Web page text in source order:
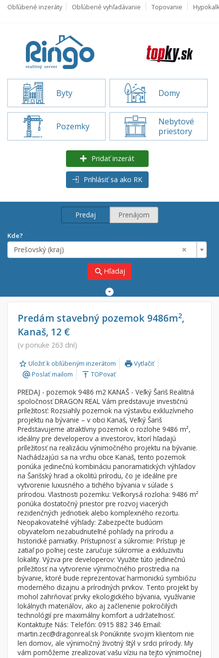
Obľúbené inzeráty Obľúbené vyhľadávanie Topovanie
Byty Domy
Pozemky
Nebytové
priestory
Pridať inzerát
Prihlásiť sa ako RK
Predaj Prenájom
Kde?
×
Prešovský (kraj)
search Hľadaj
Predaj
Prenájom
Do:
Lokalita
×
×
Prešovský (kraj)
Byt
Garsónky
Dvojgarsónky
1-izbové
2-izbové
3-izbové
4 a viac izbové byty
Dom
Vila
Chalupa
Pozemok
Stavebné pozemky
Bývanie a rekreácia
Priemyselný pozemok
Poľnohospodárske pozemky
Záhrada
Iný poľnohospodársky pozemok
Predám stavebný pozemok 9486m2,
Kanaš, 12 €
(v ponuke 263 dní)
Uložiť k obľúbeným inzerátom printVytlačiť
alternate_emailPoslať mailom vertical_align_top TOPovať
PREDAJ - pozemok 9486 m2 KANAŠ - Veľký Šariš Realitná
spoločnosť DRAGON REAL Vám predstavuje investičnú
príležitosť: Rozsiahly pozemok na výstavbu exkluzívneho
projektu na bývanie – v obci Kanaš, Veľký Šariš
Predstavujeme atraktívny pozemok o rozlohe 9486 m²,
ideálny pre developerov a investorov, ktorí hľadajú
príležitosť na realizáciu výnimočného projektu na bývanie.
Nachádzajúci sa na vrchu obce Kanaš, tento pozemok
ponúka jedinečnú kombináciu panoramatických výhľadov
na Šarišský hrad a okolitú prírodu, čo je ideálne pre
vytvorenie luxusného a tichého bývania v súlade s
prírodou. Vlastnosti pozemku: Veľkorysá rozloha: 9486 m²
ponúka dostatočný priestor pre rozvoj viacerých
rezidenčných jednotiek alebo komplexného rezortu.
Neopakovateľné výhľady: Zabezpečte budúcim
obyvateľom nezabudnuteľné pohľady na prírodu a
historické pamiatky. Prístupnosť a súkromie: Prístup je
zatiaľ po poľnej ceste zaručuje súkromie a exkluzivitu
lokality. Výzva pre developerov: Využite túto jedinečnú
príležitosť na vytvorenie výnimočného prostredia na
bývanie, ktoré bude reprezentovať harmonickú symbiózu
moderného dizajnu a prírodných prvkov. Tento projekt by
mohol zahrňovať prvky ekologického bývania, využívanie
lokálnych materiálov, ako aj začlenenie pokročilých
technológií pre maximálny komfort a udržateľnosť.
Kontaktujte Nás: Telefón: 0915 882 346 Email:
martin.zec@dragonreal.sk Ponúknite svojim klientom nie
len domov, ale výnimočný životný štýl v srdci prírody. My
vám pomôžeme zrealizovať vašu víziu na tejto výnimočnej